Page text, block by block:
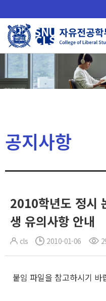
로
메
공지사항
2010학년도 정시
생 유의사항 안내
cls 2010-01-06
붙임 파일을 참고하시기 바